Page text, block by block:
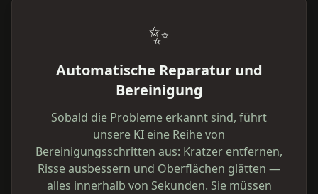
✨
Automatische Reparatur und
Bereinigung
Sobald die Probleme erkannt sind, führt
unsere KI eine Reihe von
Bereinigungsschritten aus: Kratzer entfernen,
Risse ausbessern und Oberflächen glätten —
alles innerhalb von Sekunden. Sie müssen